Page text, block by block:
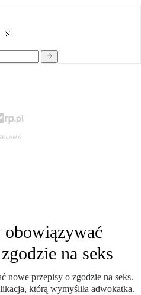
obowiązywać
na seks
nowe przepisy o zgodzie na seks.
którą wymyśliła adwokatka.